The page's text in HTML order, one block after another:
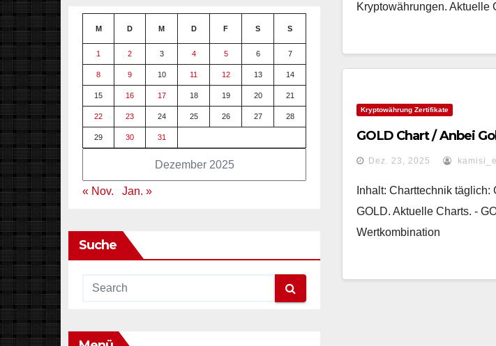
Dezember 2025
M D M D F S S
1 2 3 4 5 6 7
8 9 10 11 12 13 14
15 16 17 18 19 20 21
22 23 24 25 26 27 28
29 30 31
« Nov. Jan. »
Suche
Kryptowährungen. Aktuelle
Kryptowährung Zertifikate
GOLD Chart / Anbei
Dez. 23, 2025
Inhalt: Charttechnik
GOLD. Aktuelle Charts. -
Wertkombination